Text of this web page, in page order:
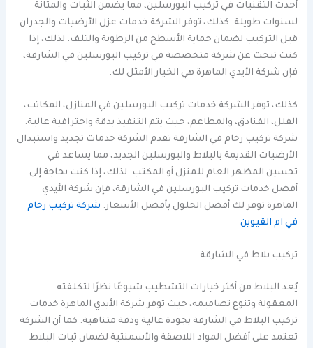
أحدث التقنيات في تركيب البورسلين، مما يضمن الثبات والمتانة
لسنوات طويلة. كذلك، توفر الشركة خدمات عزل الأرضيات والجدران
قبل التركيب لضمان حماية الأسطح من الرطوبة والتلف. لذلك، إذا
كنت تبحث عن شركة متخصصة في تركيب البورسلين في الشارقة،
فإن شركة الأيدي الماهرة هي الخيار الأمثل لك.
كذلك، توفر الشركة خدمات تركيب البورسلين في المنازل، المكاتب،
الفلل، الفنادق، والمطاعم، حيث يتم التنفيذ بدقة واحترافية عالية.
شركة تركيب رخام في الشارقة تقدم الشركة خدمات تجديد واستبدال
الأرضيات القديمة بالبلاط والبورسلين الجديد، مما يساعد في
تحسين المظهر العام للمنزل أو المكتب. لذلك، إذا كنت بحاجة إلى
أفضل خدمات تركيب البورسلين في الشارقة، فإن شركة الأيدي
الماهرة توفر لك أفضل الحلول بأفضل الأسعار. شركة تركيب رخام
في ام القيوين
تركيب بلاط في الشارقة
يُعد البلاط من أكثر خيارات التشطيب شيوعًا نظرًا لتكلفته
المعقولة وتنوع تصاميمه، حيث توفر شركة الأيدي الماهرة خدمات
تركيب البلاط في الشارقة بجودة عالية ودقة متناهية. كما أن الشركة
تعتمد على أفضل المواد اللاصقة والأسمنتية لضمان ثبات البلاط